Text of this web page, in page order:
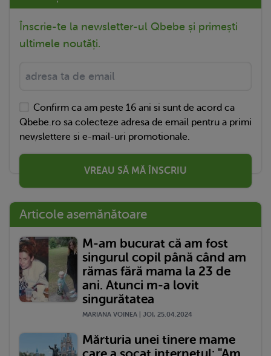
Înscrie-te la newsletter-ul Qbebe și primești
ultimele noutăți.
Confirm ca am peste 16 ani si sunt de acord ca
Qbebe.ro sa colecteze adresa de email pentru a primi
newslettere si e-mail-uri promotionale.
VREAU SĂ MĂ ÎNSCRIU
Articole asemănătoare
M-am bucurat că am fost
singurul copil până când am
rămas fără mama la 23 de
ani. Atunci m-a lovit
singurătatea
MARIANA VOINEA | JOI, 25.04.2024
Mărturia unei tinere mame